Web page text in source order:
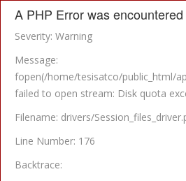
A PHP Error was encountered
Severity: Warning
Message:
fopen(/home/tesisatco/public_html/
failed to open stream: Disk quota
Filename: drivers/
Line Number: 176
Backtrace: